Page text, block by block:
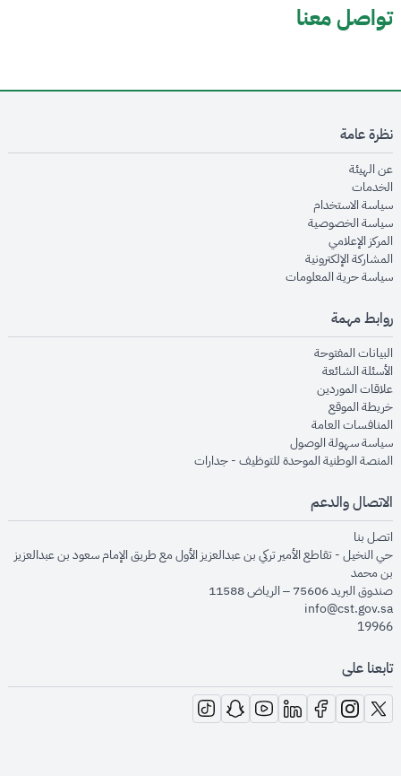
تواصل معنا
نظرة عامة
عن الهيئةopens in new window
الخدماتopens in new window
سياسة الاستخدام
سياسة الخصوصيةopens in new window
المركز الإعلاميopens in new window
المشاركة الإلكترونيةopens in new window
سياسة حرية المعلوماتopens in new window
روابط مهمة
البيانات المفتوحةopens in new window
الأسئلة الشائعةopens in new window
علاقات الموردينopens in new window
خريطة الموقعopens in new window
المنافسات العامةopens in new window
سياسة سهولة الوصولopens in new window
المنصة الوطنية الموحدة للتوظيف - جداراتopens in new window
الاتصال والدعم
اتصل بنا
حي النخيل - تقاطع الأمير تركي بن عبدالعزيز الأول مع طريق الإمام سعود بن عبدالعزيز
بن محمد
صندوق البريد 75606 – الرياض 11588
info@cst.gov.sa
19966
تابعنا على
opens in new window
opens in new window
opens in new window
opens in new window
opens in new window
opens in new window
opens in new window